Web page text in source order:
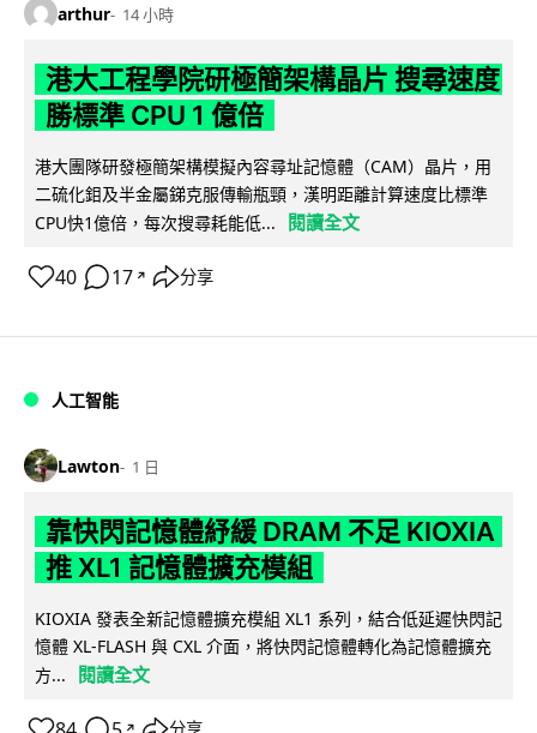
arthur 14 小時
港大工程學院研極簡架構晶片 搜尋速度
勝標準 CPU 1 億倍
港大團隊研發極簡架構模擬內容尋址記憶體（CAM）晶片，用
二硫化鉬及半金屬銻克服傳輸瓶頸，漢明距離計算速度比標準
CPU快1億倍，每次搜尋耗能低...
閱讀全文
40 17 ↗ 分享
人工智能
Lawton 1 日
靠快閃記憶體紓緩 DRAM 不足 KIOXIA
推 XL1 記憶體擴充模組
KIOXIA 發表全新記憶體擴充模組 XL1 系列，結合低延遲快閃記
憶體 XL-FLASH 與 CXL 介面，將快閃記憶體轉化為記憶體擴充
方...
閱讀全文
↗